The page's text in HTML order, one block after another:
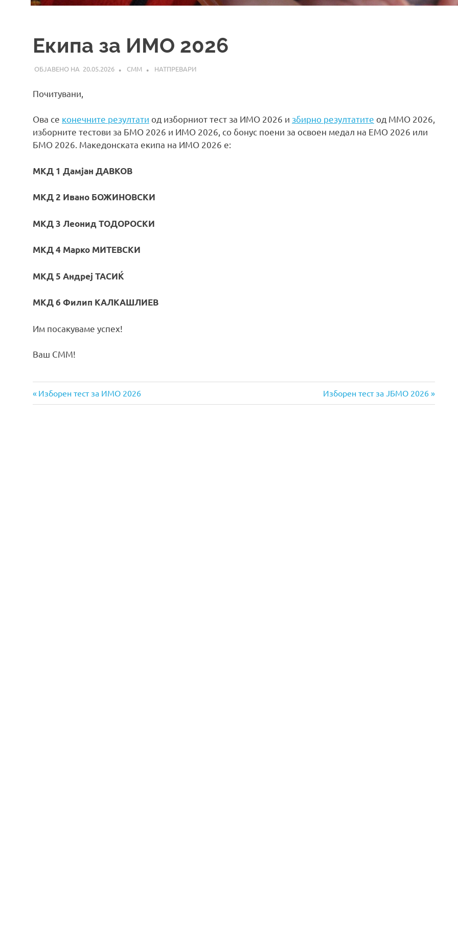
Екипа за ИМО 2026
20.05.2026 СММ НАТПРЕВАРИ
Почитувани,
Ова се конечните резултати од изборниот тест за ИМО 2026 и збирно резултатите од ММО 2026,
изборните тестови за БМО 2026 и ИМО 2026, со бонус поени за освоен медал на EMO 2026 или
БМО 2026. Македонската екипа на ИМО 2026 е:
МКД 1 Дамјан ДАВКОВ
МКД 2 Ивано БОЖИНОВСКИ
МКД 3 Леонид ТОДОРОСКИ
МКД 4 Марко МИТЕВСКИ
МКД 5 Андреј ТАСИЌ
МКД 6 Филип КАЛКАШЛИЕВ
Им посакуваме успех!
Ваш СММ!
Навигација
Previous
Post:
Изборен тест за ИМО 2026
Next
Post:
Изборен тест за ЈБМО 2026